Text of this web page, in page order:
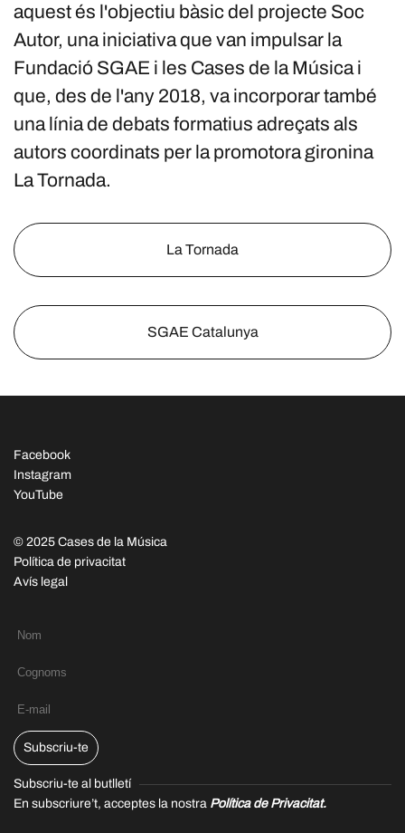
aquest és l'objectiu bàsic del projecte Soc
Autor, una iniciativa que van impulsar la
Fundació SGAE i les Cases de la Música i
que, des de l'any 2018, va incorporar també
una línia de debats formatius adreçats als
autors coordinats per la promotora gironina
La Tornada.
La Tornada
SGAE Catalunya
Facebook
Instagram
YouTube
© 2025 Cases de la Música
Política de privacitat
Avís legal
Subscriu-te
Subscriu-te al butlletí
En subscriure’t, acceptes la nostra Política de Privacitat.